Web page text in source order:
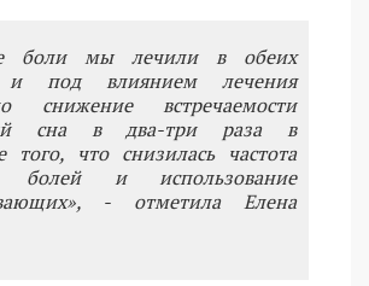
боли мы лечили в обеих
и под влиянием лечения
снижение встречаемости
сна в два-три раза в
того, что снизилась частота
болей и использование
- отметила Елена